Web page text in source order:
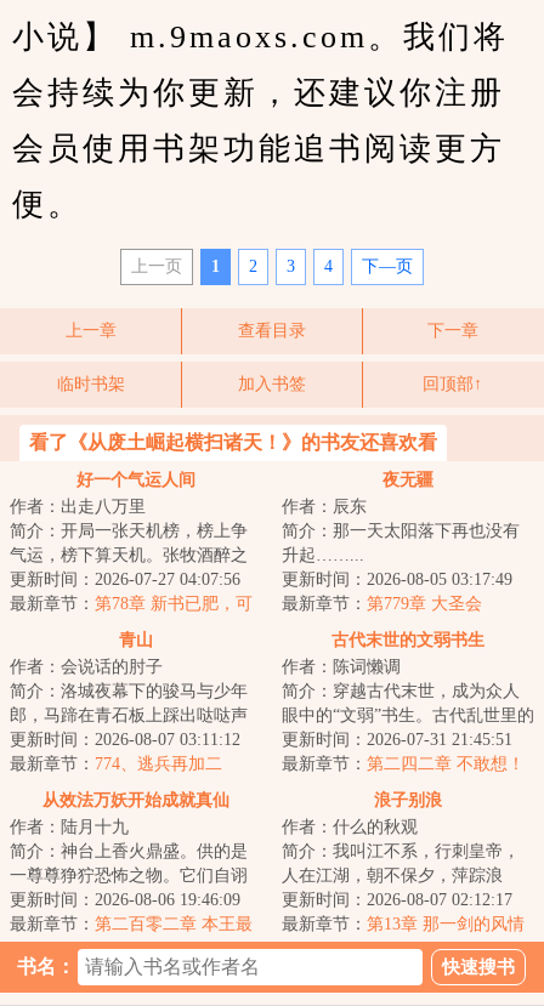
小说】 m.9maoxs.com。我们将
会持续为你更新，还建议你注册
会员使用书架功能追书阅读更方
便。
上一页 1 2 3 4 下—页
上一章 查看目录 下一章
临时书架 加入书签 回顶部↑
看了《从废土崛起横扫诸天！》的书友还喜欢看
好一个气运人间
作者：出走八万里
简介：开局一张天机榜，榜上争
气运，榜下算天机。张牧酒醉之
间，穿越到了这个聚气运，修武
道的世界。有人...
更新时间：2026-07-27 04:07:56
最新章节： 第78章 新书已肥，可
夜无疆
作者：辰东
简介：那一天太阳落下再也没有
升起……...
更新时间：2026-08-05 03:17:49
最新章节： 第779章 大圣会
青山
作者：会说话的肘子
简介：洛城夜幕下的骏马与少年
郎，马蹄在青石板上踩出哒哒声
响。他仿佛说书先生故事中的人
物，从云瀑中来...
更新时间：2026-08-07 03:11:12
最新章节： 774、逃兵再加二
古代末世的文弱书生
作者：陈词懒调
简介：穿越古代末世，成为众人
眼中的“文弱”书生。古代乱世里的
逃生、打怪、基建文。...
更新时间：2026-07-31 21:45:51
最新章节： 第二四二章 不敢想！
从效法万妖开始成就真仙
作者：陆月十九
简介：神台上香火鼎盛。供的是
一尊尊狰狞恐怖之物。它们自诩
为仙，不死不灭。林舒认真翻阅
着仙法。他没有...
更新时间：2026-08-06 19:46:09
最新章节： 第二百零二章 本王最
擅以强凌弱
浪子别浪
作者：什么的秋观
简介：我叫江不系，行刺皇帝，
人在江湖，朝不保夕，萍踪浪
迹。他们都管我叫浪子，最开始
我以为是因我飘零...
更新时间：2026-08-07 02:12:17
最新章节： 第13章 那一剑的风情
书名：